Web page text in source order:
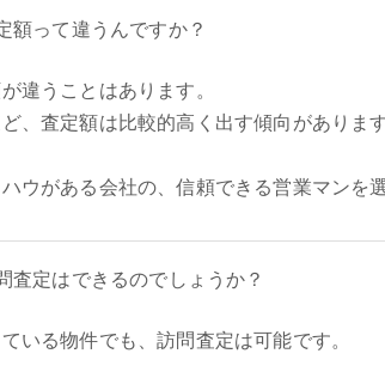
額って違うんですか？
違うことはあります。
、査定額は比較的高く出す傾向がありま
ウがある会社の、信頼できる営業マンを
査定はできるのでしょうか？
いる物件でも、訪問査定は可能です。